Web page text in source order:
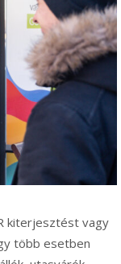
kiterjesztést vagy
több esetben